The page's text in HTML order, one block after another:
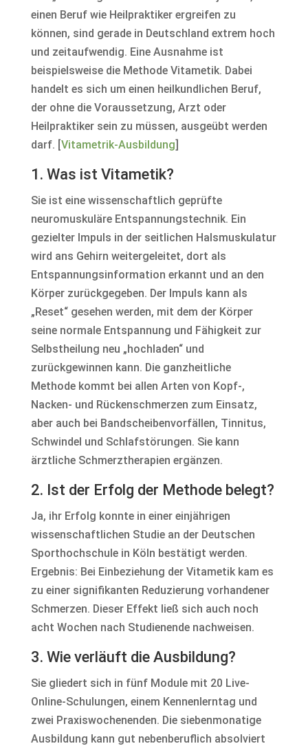
einen Beruf wie Heilpraktiker ergreifen zu
können, sind gerade in Deutschland extrem hoch
und zeitaufwendig. Eine Ausnahme ist
beispielsweise die Methode Vitametik. Dabei
handelt es sich um einen heilkundlichen Beruf,
der ohne die Voraussetzung, Arzt oder
Heilpraktiker sein zu müssen, ausgeübt werden
darf. [Vitametrik-Ausbildung]
1. Was ist Vitametik?
Sie ist eine wissenschaftlich geprüfte
neuromuskuläre Entspannungstechnik. Ein
gezielter Impuls in der seitlichen Halsmuskulatur
wird ans Gehirn weitergeleitet, dort als
Entspannungsinformation erkannt und an den
Körper zurückgegeben. Der Impuls kann als
„Reset“ gesehen werden, mit dem der Körper
seine normale Entspannung und Fähigkeit zur
Selbstheilung neu „hochladen“ und
zurückgewinnen kann. Die ganzheitliche
Methode kommt bei allen Arten von Kopf-,
Nacken- und Rückenschmerzen zum Einsatz,
aber auch bei Bandscheibenvorfällen, Tinnitus,
Schwindel und Schlafstörungen. Sie kann
ärztliche Schmerztherapien ergänzen.
2. Ist der Erfolg der Methode belegt?
Ja, ihr Erfolg konnte in einer einjährigen
wissenschaftlichen Studie an der Deutschen
Sporthochschule in Köln bestätigt werden.
Ergebnis: Bei Einbeziehung der Vitametik kam es
zu einer signifikanten Reduzierung vorhandener
Schmerzen. Dieser Effekt ließ sich auch noch
acht Wochen nach Studienende nachweisen.
3. Wie verläuft die Ausbildung?
Sie gliedert sich in fünf Module mit 20 Live-
Online-Schulungen, einem Kennenlerntag und
zwei Praxiswochenenden. Die siebenmonatige
Ausbildung kann gut nebenberuflich absolviert